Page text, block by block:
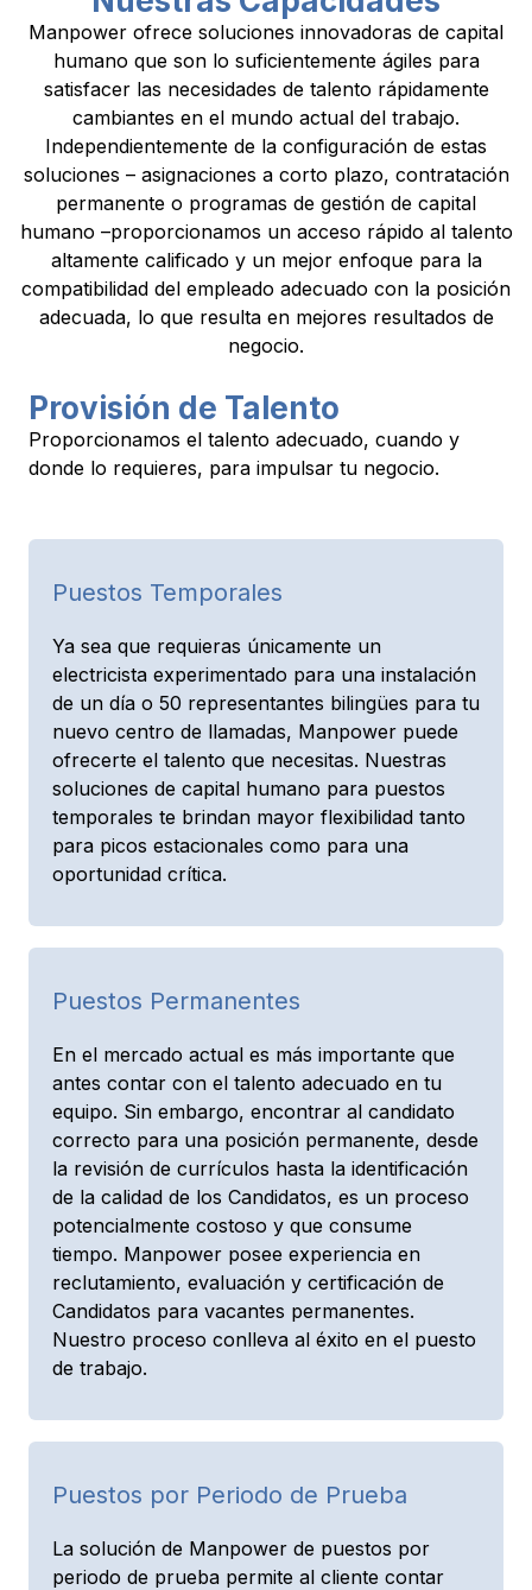
Manpower ofrece soluciones innovadoras de capital
humano que son lo suficientemente ágiles para
satisfacer las necesidades de talento rápidamente
cambiantes en el mundo actual del trabajo.
Independientemente de la configuración de estas
soluciones – asignaciones a corto plazo, contratación
permanente o programas de gestión de capital
humano –proporcionamos un acceso rápido al talento
altamente calificado y un mejor enfoque para la
compatibilidad del empleado adecuado con la posición
adecuada, lo que resulta en mejores resultados de
negocio.
Provisión de Talento
Proporcionamos el talento adecuado, cuando y
donde lo requieres, para impulsar tu negocio.
Puestos Temporales
Ya sea que requieras únicamente un
electricista experimentado para una instalación
de un día o 50 representantes bilingües para tu
nuevo centro de llamadas, Manpower puede
ofrecerte el talento que necesitas. Nuestras
soluciones de capital humano para puestos
temporales te brindan mayor flexibilidad tanto
para picos estacionales como para una
oportunidad crítica.
Puestos Permanentes
En el mercado actual es más importante que
antes contar con el talento adecuado en tu
equipo. Sin embargo, encontrar al candidato
correcto para una posición permanente, desde
la revisión de currículos hasta la identificación
de la calidad de los Candidatos, es un proceso
potencialmente costoso y que consume
tiempo. Manpower posee experiencia en
reclutamiento, evaluación y certificación de
Candidatos para vacantes permanentes.
Nuestro proceso conlleva al éxito en el puesto
de trabajo.
Puestos por Periodo de Prueba
La solución de Manpower de puestos por
periodo de prueba permite al cliente contar